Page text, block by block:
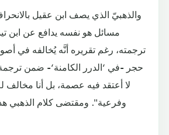
والذهبيّ الذي يصف ابن عقيل
ترجمته، رغم تقريره أنَّه يُخالفه في
حجر -في ‘الدرر الكامنة‘- ضمن ترجمة
لا أعتقد فيه عصمة، بل أنا
وفرعية". ومقتضى كلام الذهبي